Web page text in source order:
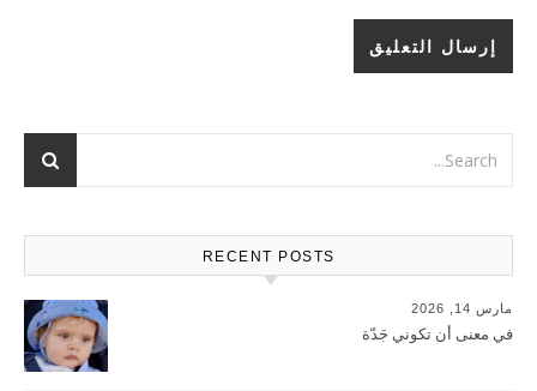
RECENT POSTS
مارس 14, 2026
في معنى أن تكوني جَدّة